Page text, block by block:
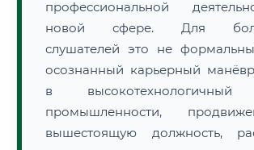
профессиональной
новой сфере. Для
слушателей это не
осознанный карьерный
в высокотехнологичный
промышленности,
вышестоящую должность,